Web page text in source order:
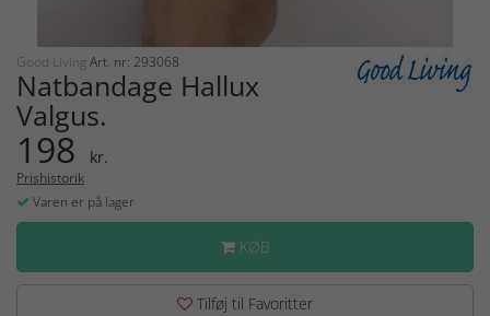
Good Living Art. nr: 293068
Natbandage Hallux
Valgus.
198 kr.
Prishistorik
Varen er på lager
KØB
Tilføj til Favoritter